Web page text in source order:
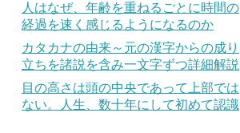
人はなぜ、年齢を重ねるごとに時間の
経過を速く感じるようになるのか
カタカナの由来～元の漢字からの成り
立ちを諸説を含み一文字ずつ詳細解説
目の高さは頭の中央であって上部では
ない。人生、数十年にして初めて認識